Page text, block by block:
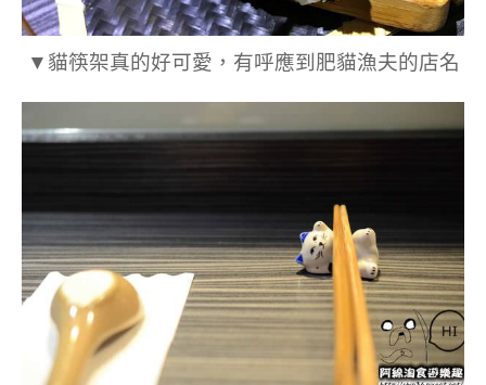
▼貓筷架真的好可愛，有呼應到肥貓漁夫的店名